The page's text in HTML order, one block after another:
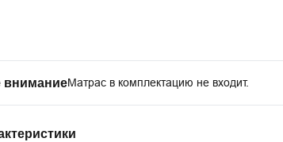
вниманиеМатрас в комплектацию не входит.